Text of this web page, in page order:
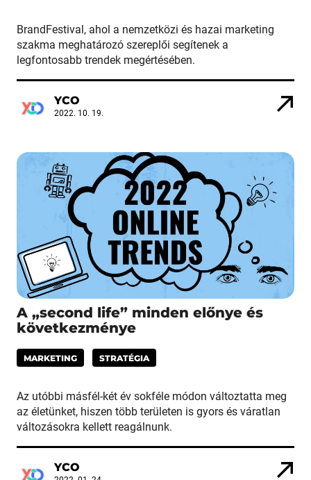
BrandFestival, ahol a nemzetközi és hazai marketing
szakma meghatározó szereplői segítenek a
legfontosabb trendek megértésében.
YCO
2022. 10. 19.
A „second life” minden előnye és
következménye
MARKETING STRATÉGIA
Az utóbbi másfél-két év sokféle módon változtatta meg
az életünket, hiszen több területen is gyors és váratlan
változásokra kellett reagálnunk.
YCO